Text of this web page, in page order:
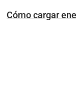
Cómo cargar